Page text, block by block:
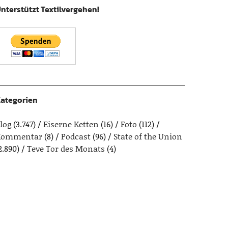
Textilvergehen!
(3.747) Eiserne Ketten (16) Foto (112)
(8) Podcast(96)
State of the Union
Teve Tor des Monats (4)